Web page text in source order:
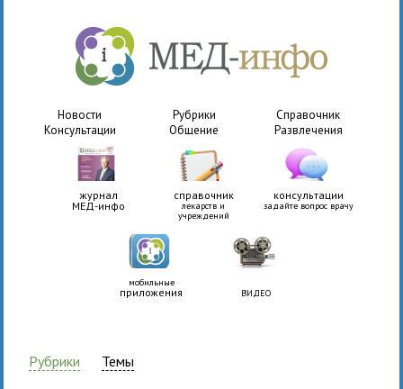
Новости Рубрики
Справочник
Консультации
Общение Развлечения
журнал
МЕД-инфо
справочник
лекарств и
учреждений
консультации
задайте вопрос врачу
мобильные
приложения ВИДЕО
Рубрики Темы